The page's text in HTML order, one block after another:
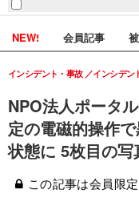
NEW! 会員記事
NPO法人ポータ
定の電磁的操作
状態に 5枚目の写
インシデント・事故 インシデン
この記事は会員限